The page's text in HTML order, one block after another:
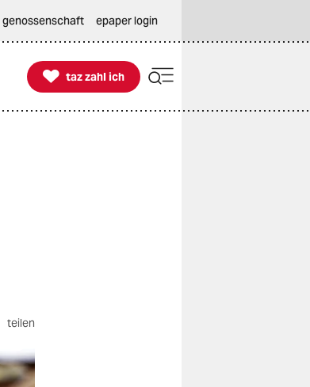
genossenschaft epaper login

taz zahl ich
taz zahl ich
teilen